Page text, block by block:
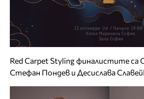
Red Carpet Styling финалистите са
Стефан Пондев и Десислава